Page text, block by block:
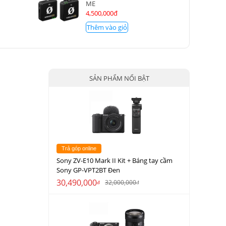
ME
4,500,000đ
Thêm vào giỏ
SẢN PHẨM NỔI BẬT
Trả góp online
Sony ZV-E10 Mark II Kit + Báng tay cầm
Sony GP-VPT2BT Đen
30,490,000đ 32,000,000đ